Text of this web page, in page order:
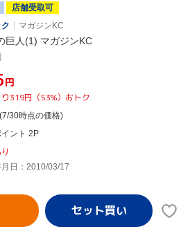
店舗受取可
マガジンKC
巨人(1) マガジンKC
円
319円（53%）おトク
30時点の価格)
ント 2P
日：2010/03/17